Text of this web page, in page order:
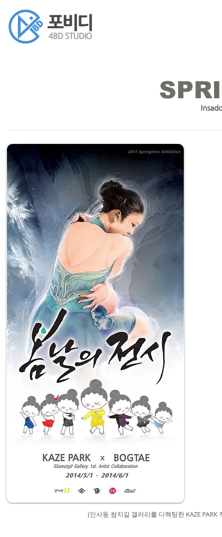
(인사동 쌈지길 갤러리를 디렉팅한 KAZE